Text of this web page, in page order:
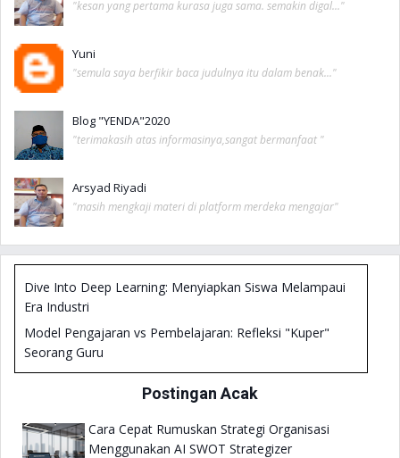
Banyak Penghasilan
"kesan yang pertama kurasa juga sama. semakin digal..."
Yuni
"semula saya berfikir baca judulnya itu dalam benak..."
Blog "YENDA"2020
"terimakasih atas informasinya,sangat bermanfaat "
Arsyad Riyadi
"masih mengkaji materi di platform merdeka mengajar"
Dive Into Deep Learning: Menyiapkan Siswa Melampaui
Era Industri
Model Pengajaran vs Pembelajaran: Refleksi "Kuper"
Seorang Guru
Metodologi Penelitian IPA: Fondasi Riset Kelas di Era
Review Buku Deep Learning: Engage the World Change
the World
Postingan Acak
Cara Cepat Rumuskan Strategi Organisasi
Menggunakan AI SWOT Strategizer